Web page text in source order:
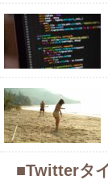
■Twitterタ